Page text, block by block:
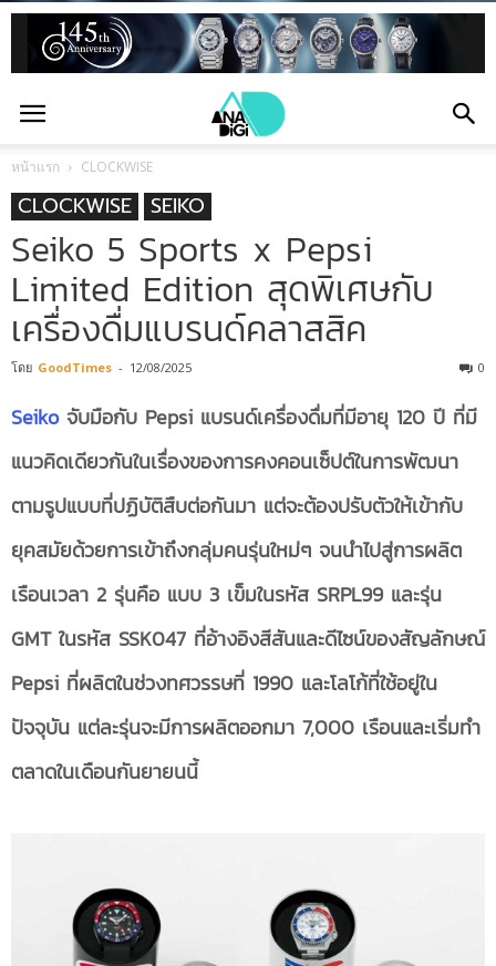
หน้าแรก CLOCKWISE
CLOCKWISE SEIKO
Seiko 5 Sports x Pepsi
Limited Edition สุดพิเศษกับ
เครื่องดื่มแบรนด์คลาสสิค
โดย GoodTimes - 12/08/2025 0
Seikoจับมือกับ Pepsi แบรนด์เครื่องดื่มที่มีอายุ 120 ปี ที่มี
แนวคิดเดียวกันในเรื่องของการคงคอนเซ็ปต์ในการพัฒนา
ตามรูปแบบที่ปฏิบัติสืบต่อกันมา แต่จะต้องปรับตัวให้เข้ากับ
ยุคสมัยด้วยการเข้าถึงกลุ่มคนรุ่นใหม่ๆ จนนำไปสู่การผลิต
เรือนเวลา 2 รุ่นคือ แบบ 3 เข็มในรหัส SRPL99 และรุ่น
GMT ในรหัส SSK047 ที่อ้างอิงสีสันและดีไซน์ของสัญลักษณ์
Pepsi ที่ผลิตในช่วงทศวรรษที่ 1990 และโลโก้ที่ใช้อยู่ใน
ปัจจุบัน แต่ละรุ่นจะมีการผลิตออกมา 7,000 เรือนและเริ่มทำ
ตลาดในเดือนกันยายนนี้